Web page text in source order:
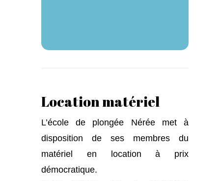
Location matériel
L’école de plongée Nérée met à
disposition de ses membres du
matériel en location à prix
démocratique.